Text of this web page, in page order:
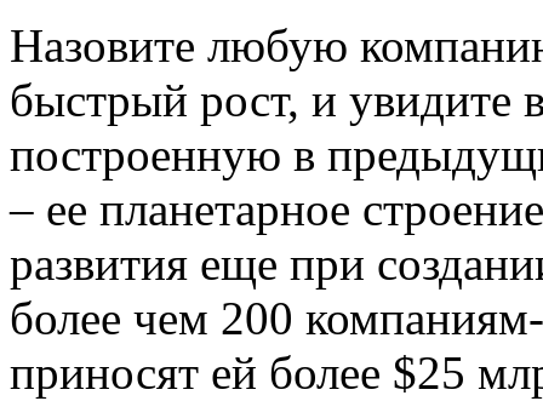
Назовите любую
быстрый рост, и увидите
построенную в
– ее планетарное
развития еще при
более чем 200
приносят ей более $25